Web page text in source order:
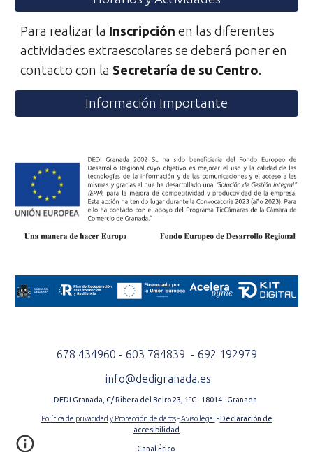
Para realizar la Inscripción en las diferentes
actividades extraescolares se deberá poner en
contacto con la Secretaría de su Centro.
Información Importante
678 434960 - 603 784839 - 692 192979
info@dedigranada.es
DEDI Granada, C/ Ribera del Beiro 23, 1ºC - 18014 - Granada
Política de privacidad y Protección de datos- Aviso legal -Declaración de
accesibilidad
Canal Ético